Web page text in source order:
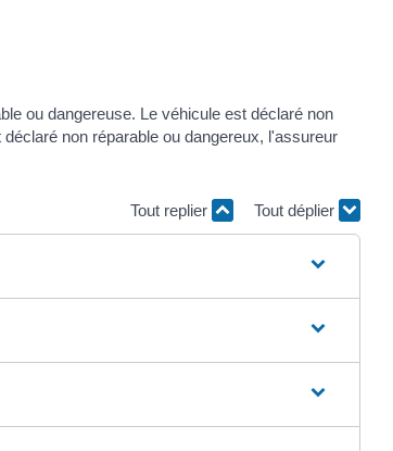
ou dangereuse. Le véhicule est déclaré non
non réparable ou dangereux, l'assureur
Tout replier Tout déplier